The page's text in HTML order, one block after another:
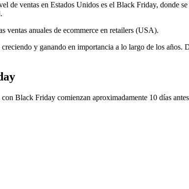
de ventas en Estados Unidos es el Black Friday, donde
ventas anuales de ecommerce en retailers (USA).
y ganando en importancia a lo largo de los años.
Black Friday comienzan aproximadamente 10 días